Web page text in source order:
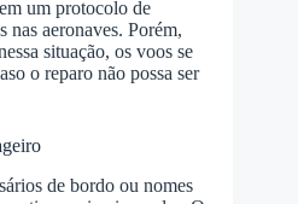
um protocolo de
nas aeronaves. Porém,
situação, os voos se
o reparo não possa ser
de bordo ou nomes